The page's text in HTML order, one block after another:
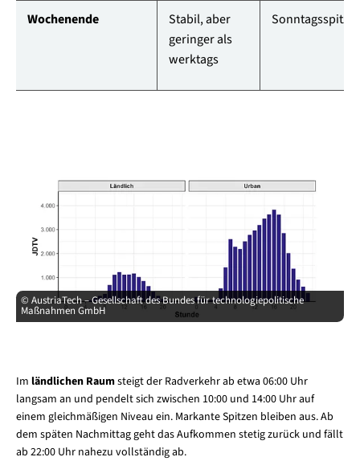
Wochenende
Stabil, aber
geringer als
werktags
© AustriaTech – Gesellschaft des Bundes für technologiepolitische
Maßnahmen GmbH
Im ländlichen Raumsteigt der Radverkehr ab etwa 06:00 Uhr
langsam an und pendelt sich zwischen 10:00 und 14:00 Uhr auf
einem gleichmäßigen Niveau ein. Markante Spitzen bleiben aus. Ab
dem späten Nachmittag geht das Aufkommen stetig zurück und fällt
ab 22:00 Uhr nahezu vollständig ab.